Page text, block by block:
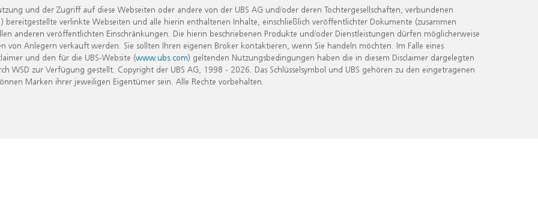
und der Zugriff auf diese Webseiten oder andere von der UBS AG und/oder deren Tochtergesellschaften, verbundenen
verlinkte Webseiten und alle hierin enthaltenen Inhalte, einschließlich veröffentlichter Dokumente (zusammen
anderen veröffentlichten Einschränkungen. Die hierin beschriebenen Produkte und/oder Dienstleistungen dürfen möglicherweise
Anlegern verkauft werden. Sie sollten Ihren eigenen Broker kontaktieren, wenn Sie handeln möchten. Im Falle eines
und den für die UBS-Website (www.ubs.com) geltenden Nutzungsbedingungen haben die in diesem Disclaimer dargelegten
zur Verfügung gestellt. Copyright der UBS AG, 1998 - 2026. Das Schlüsselsymbol und UBS gehören zu den eingetragenen
Marken ihrer jeweiligen Eigentümer sein. Alle Rechte vorbehalten.